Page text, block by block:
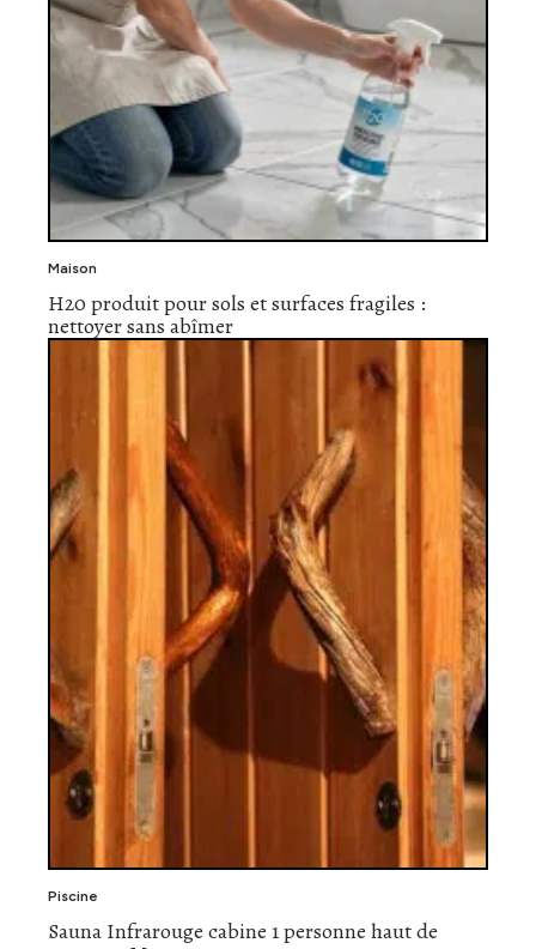
Maison
H20 produit pour sols et surfaces fragiles :
nettoyer sans abîmer
Piscine
Sauna Infrarouge cabine 1 personne haut de